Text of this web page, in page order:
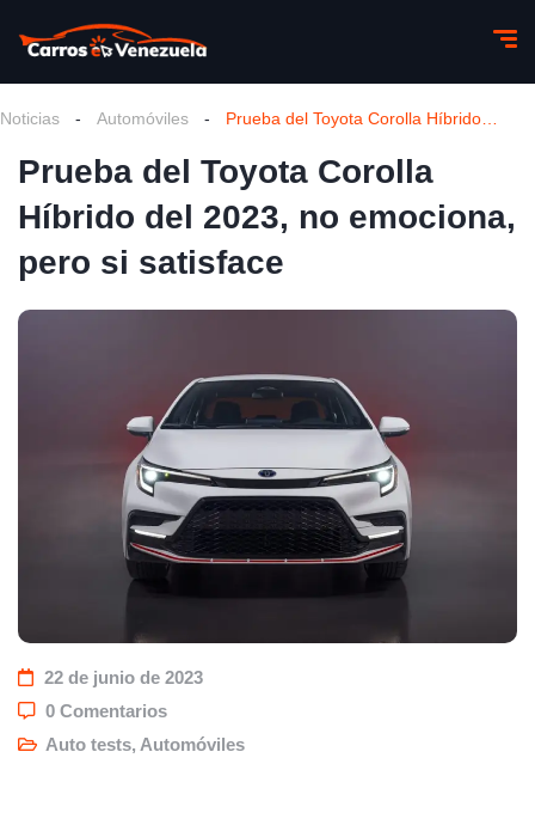
Noticias - Automóviles -
Prueba del Toyota Corolla
Híbrido del 2023, no emociona,
pero si satisface
22 de junio de 2023
0 Comentarios
Auto tests, Automóviles